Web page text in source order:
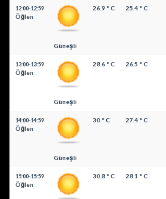
12:00-12:59
Öğlen
Güneşli
26.9 ° C 25.4 ° C
13:00-13:59
Öğlen
Güneşli
28.6 ° C 26.5 ° C
14:00-14:59
Öğlen
Güneşli
30 ° C 27.4 ° C
15:00-15:59
Öğlen
30.8 ° C 28.1 ° C